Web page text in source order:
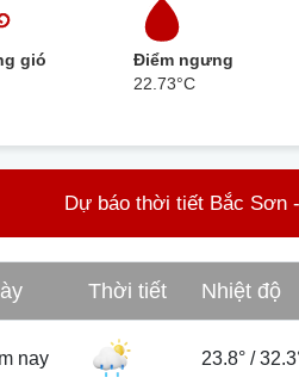
gió
Điểm ngưng
22.73°C
Dự báo thời tiết Bắc Sơn
Thời tiết Nhiệt độ
nay 23.8° /